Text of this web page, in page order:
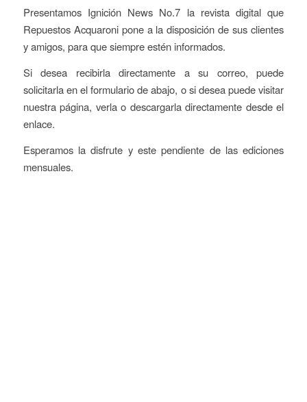
Presentamos Ignición News No.7 la revista digital que
Repuestos Acquaroni pone a la disposición de sus clientes
y amigos, para que siempre estén informados.
Si desea recibirla directamente a su correo, puede
solicitarla en el formulario de abajo, o si desea puede visitar
nuestra página, verla o descargarla directamente desde el
enlace.
Esperamos la disfrute y este pendiente de las ediciones
mensuales.